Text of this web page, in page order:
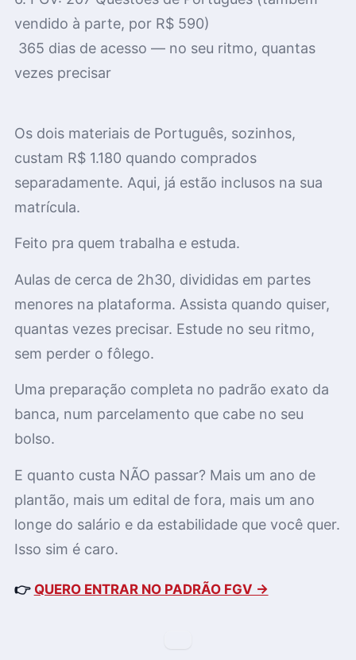
vendido à parte, por R$ 590)
365 dias de acesso — no seu ritmo, quantas
vezes precisar
Os dois materiais de Português, sozinhos,
custam R$ 1.180 quando comprados
separadamente. Aqui, já estão inclusos na sua
matrícula.
Feito pra quem trabalha e estuda.
Aulas de cerca de 2h30, divididas em partes
menores na plataforma. Assista quando quiser,
quantas vezes precisar. Estude no seu ritmo,
sem perder o fôlego.
Uma preparação completa no padrão exato da
banca, num parcelamento que cabe no seu
bolso.
E quanto custa NÃO passar? Mais um ano de
plantão, mais um edital de fora, mais um ano
longe do salário e da estabilidade que você quer.
Isso sim é caro.
👉 QUERO ENTRAR NO PADRÃO FGV →